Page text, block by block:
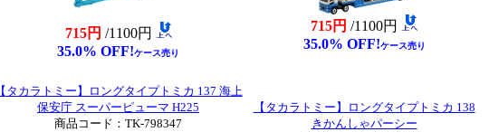
715円 /1100円
35.0% OFF!ケース売り
715円 /1100円
35.0% OFF!ケース売り
【タカラトミー】ロングタイプトミカ 137 海上
保安庁 スーパーピューマ H225
商品コード：TK-798347
【タカラトミー】ロングタイプトミカ 138
きかんしゃパーシー